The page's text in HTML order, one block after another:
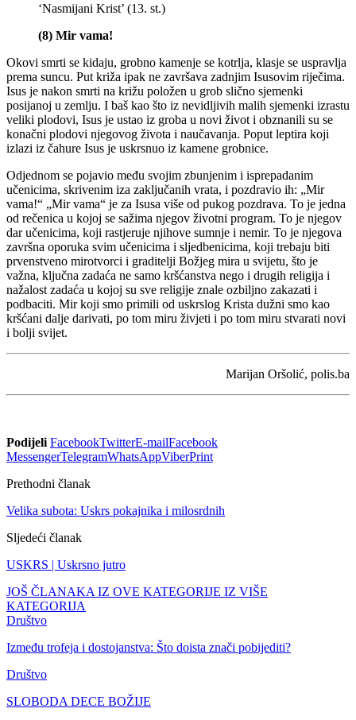
‘Nasmijani Krist’ (13. st.)
(8) Mir vama!
Okovi smrti se kidaju, grobno kamenje se kotrlja, klasje se uspravlja
prema suncu. Put križa ipak ne završava zadnjim Isusovim riječima.
Isus je nakon smrti na križu položen u grob slično sjemenki
posijanoj u zemlju. I baš kao što iz nevidljivih malih sjemenki izrastu
veliki plodovi, Isus je ustao iz groba u novi život i obznanili su se
konačni plodovi njegovog života i naučavanja. Poput leptira koji
izlazi iz čahure Isus je uskrsnuo iz kamene grobnice.
Odjednom se pojavio među svojim zbunjenim i isprepadanim
učenicima, skrivenim iza zaključanih vrata, i pozdravio ih: „Mir
vama!“ „Mir vama“ je za Isusa više od pukog pozdrava. To je jedna
od rečenica u kojoj se sažima njegov životni program. To je njegov
dar učenicima, koji rastjeruje njihove sumnje i nemir. To je njegova
završna oporuka svim učenicima i sljedbenicima, koji trebaju biti
prvenstveno mirotvorci i graditelji Božjeg mira u svijetu, što je
važna, ključna zadaća ne samo kršćanstva nego i drugih religija i
nažalost zadaća u kojoj su sve religije znale ozbiljno zakazati i
podbaciti. Mir koji smo primili od uskrslog Krista dužni smo kao
kršćani dalje darivati, po tom miru živjeti i po tom miru stvarati novi
i bolji svijet.
Marijan Oršolić, polis.ba
Podijeli FacebookTwitterE-mailFacebook
MessengerTelegramWhatsAppViberPrint
Prethodni članak
Velika subota: Uskrs pokajnika i milosrdnih
Sljedeći članak
USKRS | Uskrsno jutro
JOŠ ČLANAKA IZ OVE KATEGORIJE IZ VIŠE
KATEGORIJA
Društvo
Između trofeja i dostojanstva: Što doista znači pobijediti?
Društvo
SLOBODA DECE BOŽIJE